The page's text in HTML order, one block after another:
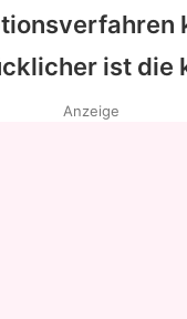
ist die
Anzeige